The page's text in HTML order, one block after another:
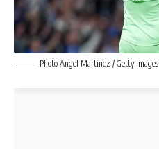
Photo Angel Martinez / Getty Images